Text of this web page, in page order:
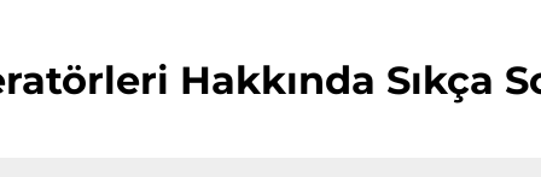
Hakkında Sıkça